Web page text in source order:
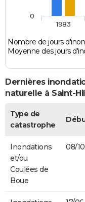
Nombre de jours
Moyenne des jours
1983
0
Dernières
naturelle à Saint-
Type de
catastrophe
Inondations
et/ou
Coulées de
Boue
08/